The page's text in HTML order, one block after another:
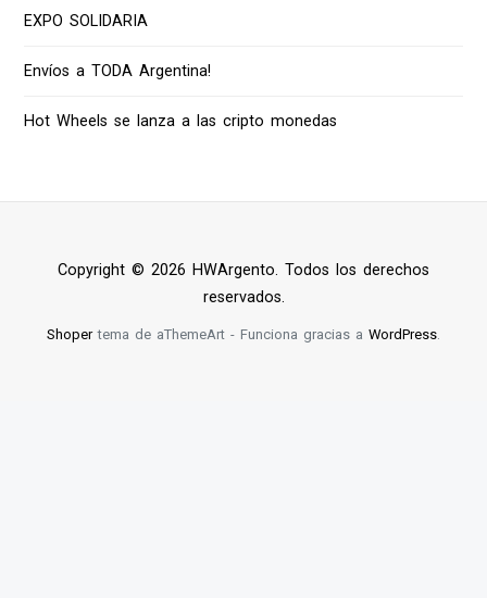
EXPO SOLIDARIA
Envíos a TODA Argentina!
Hot Wheels se lanza a las cripto monedas
Copyright © 2026 HWArgento. Todos los derechos
reservados.
Shopertema de aThemeArt - Funciona gracias a WordPress